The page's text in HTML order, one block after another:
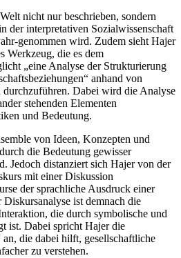
nicht nur beschrieben, sondern
der interpretativen Sozialwissenschaft
genommen wird. Zudem sieht Hajer
Werkzeug, die es dem
„eine Analyse der Strukturierung
anhand von
durchzuführen. Dabei wird die Analyse
stehenden Elementen
und Bedeutung.
von Ideen, Konzepten und
die Bedeutung gewisser
Jedoch distanziert sich Hajer von der
mit einer Diskussion
der sprachliche Ausdruck einer
ist demnach die
die durch symbolische und
ist. Dabei spricht Hajer die
die dabei hilft, gesellschaftliche
zu verstehen.